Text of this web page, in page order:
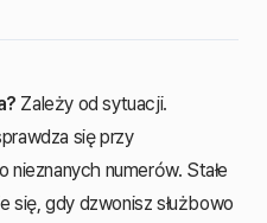
Zależy od sytuacji.
się przy
nieznanych numerów. Stałe
się, gdy dzwonisz służbowo